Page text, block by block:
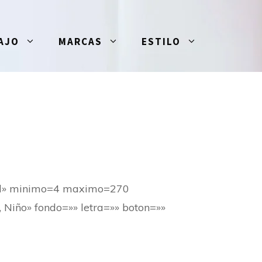
MARCAS ESTILO
minimo=4 maximo=270
fondo=»» letra=»» boton=»»